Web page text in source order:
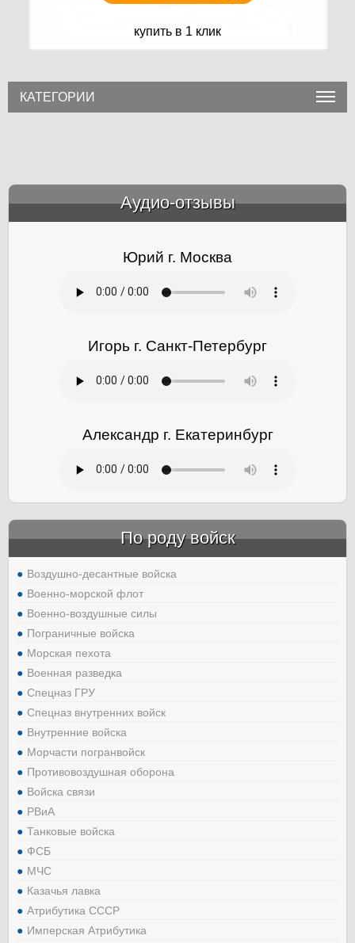
купить в 1 клик
КАТЕГОРИИ
Аудио-отзывы
Юрий г. Москва
Игорь г. Санкт-Петербург
Александр г. Екатеринбург
По роду войск
Воздушно-десантные войска
Военно-морской флот
Военно-воздушные силы
Пограничные войска
Морская пехота
Военная разведка
Спецназ ГРУ
Спецназ внутренних войск
Внутренние войска
Морчасти погранвойск
Противовоздушная оборона
Войска связи
РВиА
Танковые войска
ФСБ
МЧС
Казачья лавка
Атрибутика СССР
Имперская Атрибутика